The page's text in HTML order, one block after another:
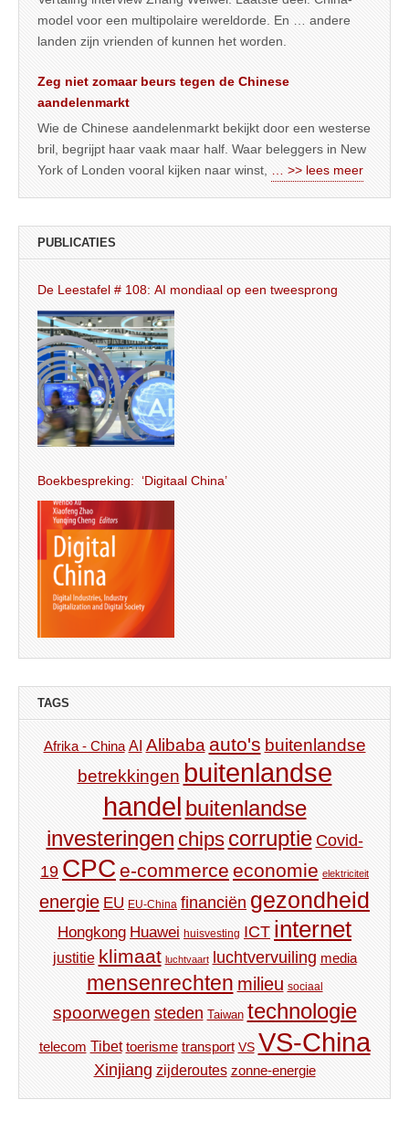
model voor een multipolaire wereldorde. En … andere
landen zijn vrienden of kunnen het worden.
Zeg niet zomaar beurs tegen de Chinese
aandelenmarkt
Wie de Chinese aandelenmarkt bekijkt door een westerse
bril, begrijpt haar vaak maar half. Waar beleggers in New
York of Londen vooral kijken naar winst,
… >> lees meer
PUBLICATIES
De Leestafel # 108: AI mondiaal op een tweesprong
Boekbespreking: ‘Digitaal China’
TAGS
Afrika - China AI Alibaba auto's buitenlandse
betrekkingen buitenlandse
handel buitenlandse
investeringen chips corruptie Covid-
19 CPC e-commerce economie elektriciteit
energie EU EU-China financiën gezondheid
Hongkong Huawei huisvesting ICT internet
justitie klimaat luchtvaart luchtvervuiling media
mensenrechten milieu sociaal
spoorwegen steden Taiwan technologie
telecom Tibet toerisme transport VS VS-China
Xinjiang zijderoutes zonne-energie